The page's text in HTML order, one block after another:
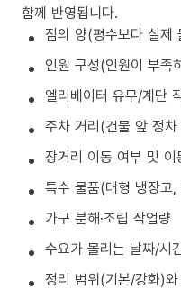
함께 반영됩니다.
짐의 양(평수보다 실제
인원 구성(인원이 부족
엘리베이터 유무/계단
주차 거리(건물 앞 정
장거리 이동 여부 및 이
특수 물품(대형 냉장고
가구 분해·조립 작업량
수요가 몰리는 날짜/시
정리 범위(기본/강화)